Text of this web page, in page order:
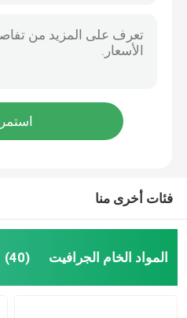
كروية الجرافيت
مسحوق الجرافيت ميكرون
عامل تحرير الجرافيت
قالب الجرافيت
فئات أخرى منا
المواد الخام الجرافيت (40)